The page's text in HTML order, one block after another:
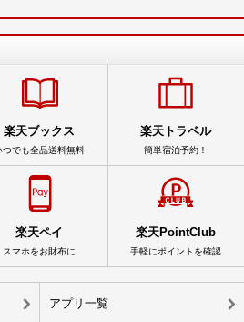
楽天ブックス
つでも全品送料無料
楽天トラベル
簡単宿泊予約！
楽天ペイ
スマホをお財布に
楽天PointClub
手軽にポイントを確認
アプリ一覧